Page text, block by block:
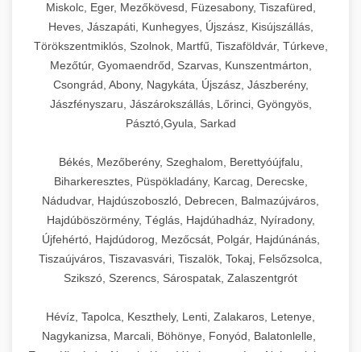
Miskolc, Eger, Mezőkövesd, Füzesabony, Tiszafüred,
Heves, Jászapáti, Kunhegyes, Újszász, Kisújszállás,
Törökszentmiklós, Szolnok, Martfű, Tiszaföldvár, Túrkeve,
Mezőtúr, Gyomaendrőd, Szarvas, Kunszentmárton,
Csongrád, Abony, Nagykáta, Újszász, Jászberény,
Jászfényszaru, Jászárokszállás, Lőrinci, Gyöngyös,
Pásztó,Gyula, Sarkad
Békés, Mezőberény, Szeghalom, Berettyóújfalu,
Biharkeresztes, Püspökladány, Karcag, Derecske,
Nádudvar, Hajdúszoboszló, Debrecen, Balmazújváros,
Hajdúböszörmény, Téglás, Hajdúhadház, Nyíradony,
Újfehértó, Hajdúdorog, Mezőcsát, Polgár, Hajdúnánás,
Tiszaújváros, Tiszavasvári, Tiszalök, Tokaj, Felsőzsolca,
Szikszó, Szerencs, Sárospatak, Zalaszentgrót
Hévíz, Tapolca, Keszthely, Lenti, Zalakaros, Letenye,
Nagykanizsa, Marcali, Böhönye, Fonyód, Balatonlelle,